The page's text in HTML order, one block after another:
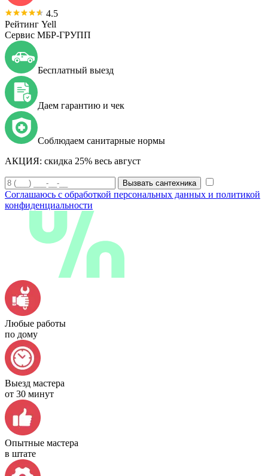
4.5
Рейтинг Yell
Сервис МБР-ГРУПП
Бесплатный выезд
Даем гарантию и чек
Соблюдаем санитарные нормы
АКЦИЯ: скидка 25% весь август
Вызвать сантехника
Соглашаюсь с обработкой персональных данных и политикой
конфиденциальности
Любые работы
по дому
Выезд мастера
от 30 минут
Опытные мастера
в штате